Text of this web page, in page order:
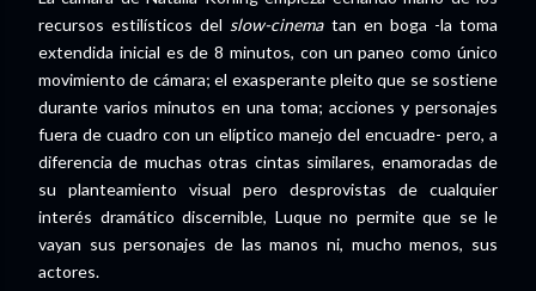
recursos estilísticos del slow-cinematan en boga -la toma
extendida inicial es de 8 minutos, con un paneo como único
movimiento de cámara; el exasperante pleito que se sostiene
durante varios minutos en una toma; acciones y personajes
fuera de cuadro con un elíptico manejo del encuadre- pero, a
diferencia de muchas otras cintas similares, enamoradas de
su planteamiento visual pero desprovistas de cualquier
interés dramático discernible, Luque no permite que se le
vayan sus personajes de las manos ni, mucho menos, sus
actores.